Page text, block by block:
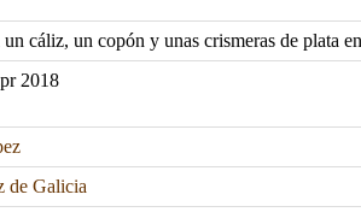
cáliz, un copón y unas crismeras de plata
2018
de Galicia